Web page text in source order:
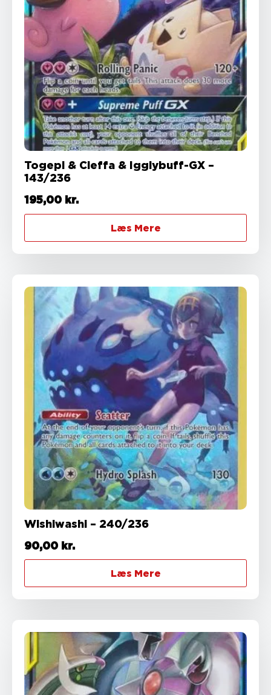
Togepi & Cleffa & Igglybuff-GX –
143/236
195,00 kr.
Læs Mere
Wishiwashi – 240/236
90,00 kr.
Læs Mere